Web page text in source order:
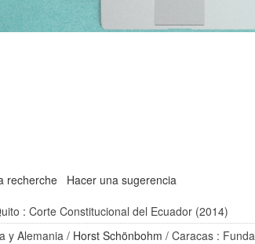
recherche
Hacer una sugerencia
: Corte Constitucional del Ecuador (2014)
y Alemania / Horst Schönbohm / Caracas :